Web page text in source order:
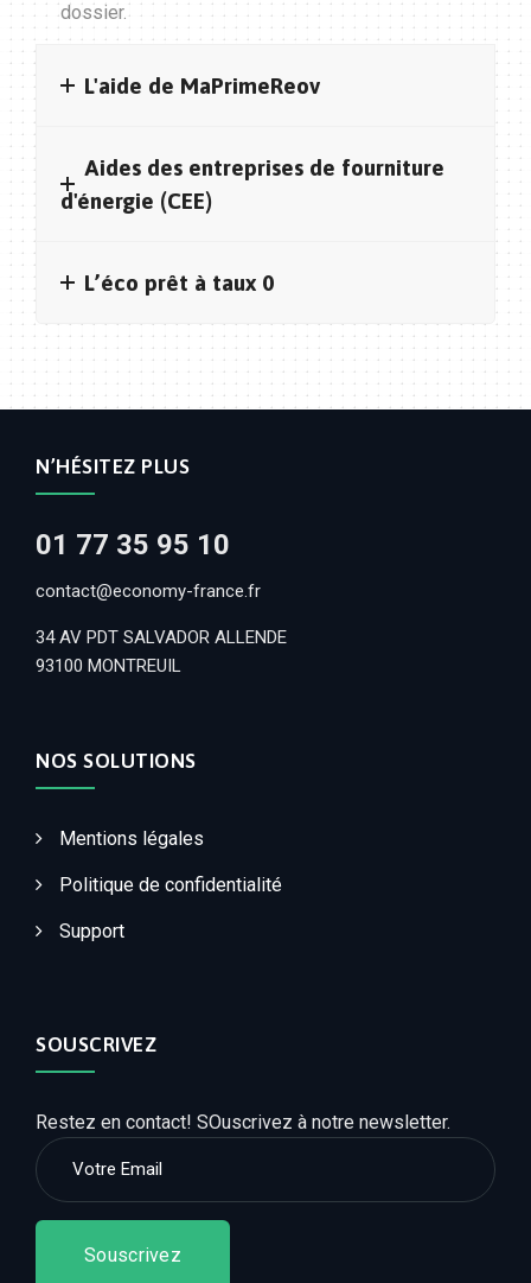
dossier.
L'aide de MaPrimeReov
Aides des entreprises de fourniture
d'énergie (CEE)
L’éco prêt à taux 0
N’HÉSITEZ PLUS
01 77 35 95 10
contact@economy-france.fr
34 AV PDT SALVADOR ALLENDE
93100 MONTREUIL
NOS SOLUTIONS
Mentions légales
Politique de confidentialité
Support
SOUSCRIVEZ
Restez en contact! SOuscrivez à notre newsletter.
Souscrivez